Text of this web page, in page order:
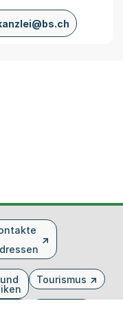
Tourismus